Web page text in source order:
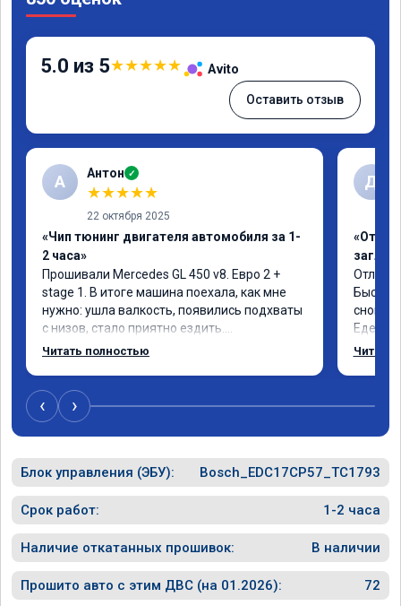
5.0 из 5★★★★★ Avito
Оставить отзыв
А Антон ✓
★★★★★
22 октября 2025
«Чип тюнинг двигателя автомобиля за 1-
2 часа»
Прошивали Mercedes GL 450 v8. Евро 2 +
stage 1. В итоге машина поехала, как мне
нужно: ушла валкость, появились подхваты
с низов, стало приятно ездить.
Одни из лучших трат, в авто! 🔥
Читать полностью
Д
Быстро
снова
Едет
Читать
‹ ›
Блок управления (ЭБУ): Bosch_EDC17CP57_TC1793
Срок работ: 1-2 часа
Наличие откатанных прошивок: В наличии
Прошито авто с этим ДВС (на 01.2026): 72